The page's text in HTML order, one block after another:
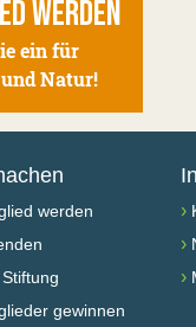
WERDEN
ein für
Natur!
werden
gewinnen
›
›
›